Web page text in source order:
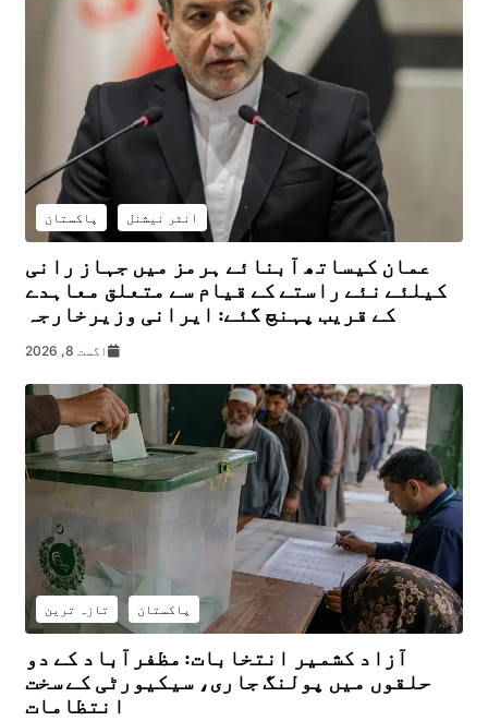
انٹر نیشنل پاکستان
عمان کیساتھ آبنائے ہرمز میں جہاز رانی
کیلئے نئے راستے کے قیام سے متعلق معاہدے
کے قریب پہنچ گئے: ایرانی وزیرخارجہ
اگست 8, 2026
پاکستان تازہ ترین
آزاد کشمیر انتخابات: مظفرآباد کے دو
حلقوں میں پولنگ جاری، سیکیورٹی کے سخت
انتظامات